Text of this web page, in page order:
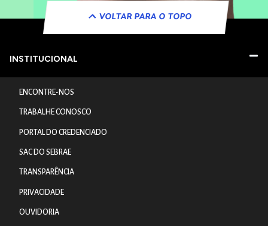
VOLTAR PARA O TOPO
INSTITUCIONAL
ENCONTRE-NOS
TRABALHE CONOSCO
PORTAL DO CREDENCIADO
SAC DO SEBRAE
TRANSPARÊNCIA
PRIVACIDADE
OUVIDORIA